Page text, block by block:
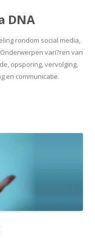
DNA
rondom social media,
vari?ren van
opsporing, vervolging,
en communicatie.